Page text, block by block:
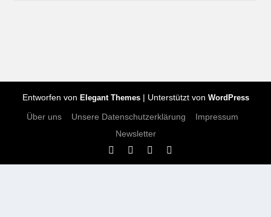
Entworfen von Elegant Themes| Unterstützt von WordPress
Über uns Unsere Datenschutzerklärung
Impressum
Newsletter